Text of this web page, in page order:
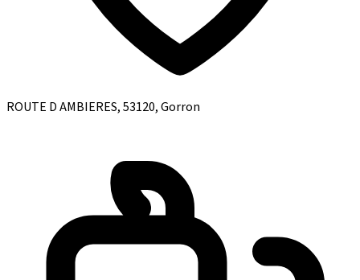
ROUTE D AMBIERES, 53120, Gorron